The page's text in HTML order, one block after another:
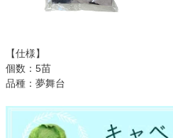
【仕様】
個数：5苗
品種：夢舞台